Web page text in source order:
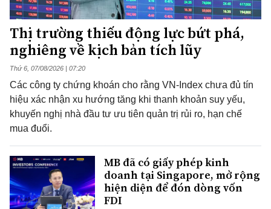
Thị trường thiếu động lực bứt phá,
nghiêng về kịch bản tích lũy
Thứ 6, 07/08/2026 | 07:20
Các công ty chứng khoán cho rằng VN-Index chưa đủ tín
hiệu xác nhận xu hướng tăng khi thanh khoản suy yếu,
khuyến nghị nhà đầu tư ưu tiên quản trị rủi ro, hạn chế
mua đuổi.
MB đã có giấy phép kinh
doanh tại Singapore, mở rộng
hiện diện để đón dòng vốn
FDI